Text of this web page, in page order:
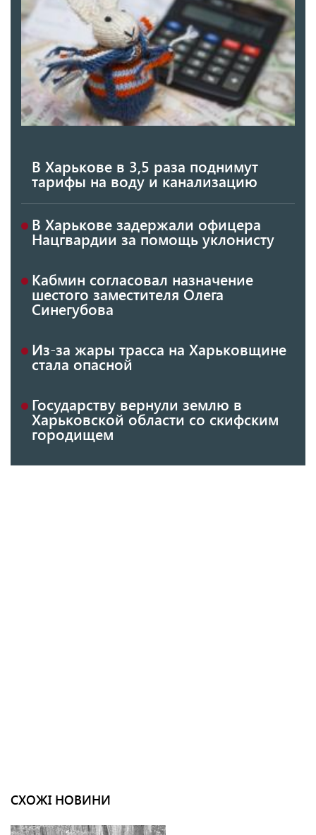
В Харькове в 3,5 раза поднимут
тарифы на воду и канализацию
В Харькове задержали офицера
Нацгвардии за помощь уклонисту
Кабмин согласовал назначение
шестого заместителя Олега
Синегубова
Из-за жары трасса на Харьковщине
стала опасной
Государству вернули землю в
Харьковской области со скифским
городищем
СХОЖІ НОВИНИ